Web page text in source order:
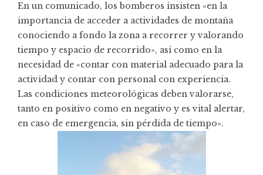
En un comunicado, los bomberos insisten «en la
importancia de acceder a actividades de montaña
conociendo a fondo la zona a recorrer y valorando
tiempo y espacio de recorrido», así como en la
necesidad de «contar con material adecuado para la
actividad y contar con personal con experiencia.
Las condiciones meteorológicas deben valorarse,
tanto en positivo como en negativo y es vital alertar,
en caso de emergencia, sin pérdida de tiempo».